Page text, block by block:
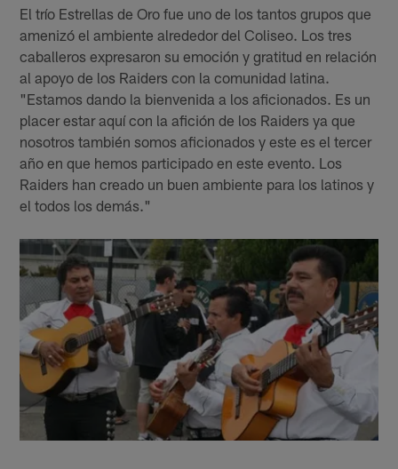
El trío Estrellas de Oro fue uno de los tantos grupos que
amenizó el ambiente alrededor del Coliseo. Los tres
caballeros expresaron su emoción y gratitud en relación
al apoyo de los Raiders con la comunidad latina.
"Estamos dando la bienvenida a los aficionados. Es un
placer estar aquí con la afición de los Raiders ya que
nosotros también somos aficionados y este es el tercer
año en que hemos participado en este evento. Los
Raiders han creado un buen ambiente para los latinos y
el todos los demás."